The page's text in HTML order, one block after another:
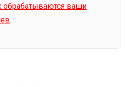
обрабатываются ваши
.